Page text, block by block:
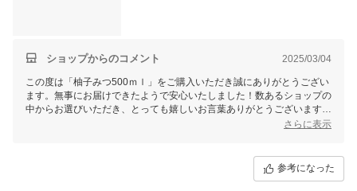
ショップからのコメント 2025/03/04
この度は「柚子みつ500ｍｌ」をご購入いただき誠にありがとうござい
ます。無事にお届けできたようで安心いたしました！数あるショップの
中からお選びいただき、とっても嬉しいお言葉ありがとうございます！
香りと甘み・酸味、ほろ苦さのバランスが絶妙の美味しさですよね♪お
けてまいりますので、今後とも末永いお付き合いをよろしくお願いいた
さらに表示
参考になった